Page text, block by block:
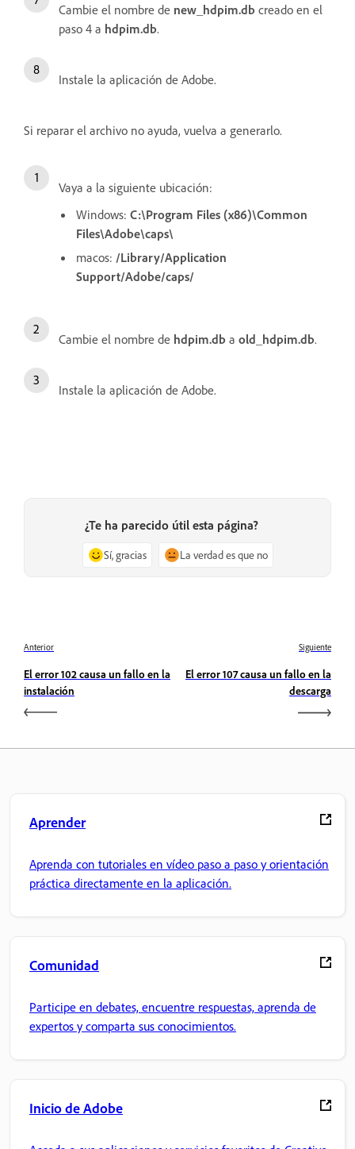
Cambie el nombre de new_hdpim.db creado en el
paso 4 a hdpim.db.
Instale la aplicación de Adobe.
Si reparar el archivo no ayuda, vuelva a generarlo.
Vaya a la siguiente ubicación:
Windows: C:\Program Files (x86)\Common
Files\Adobe\caps\
macos: /Library/Application
Support/Adobe/caps/
Cambie el nombre de hdpim.db a old_hdpim.db.
Instale la aplicación de Adobe.
¿Te ha parecido útil esta página?
Sí, gracias La verdad es que no
Anterior
El error 102 causa un fallo en la
instalación
Siguiente
El error 107 causa un fallo en la
descarga
Aprender
Aprenda con tutoriales en vídeo paso a paso y orientación
práctica directamente en la aplicación.
Comunidad
Participe en debates, encuentre respuestas, aprenda de
expertos y comparta sus conocimientos.
Inicio de Adobe